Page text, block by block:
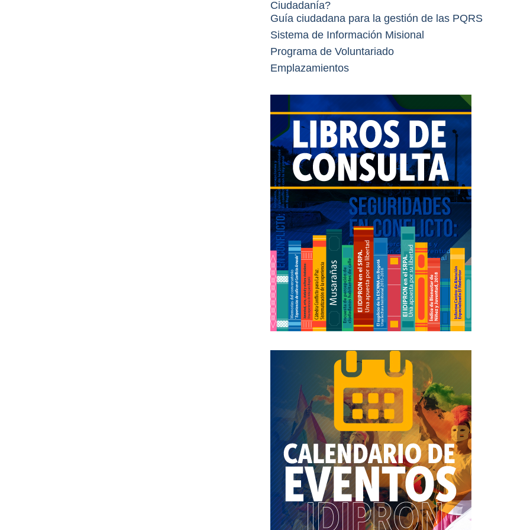
Ciudadanía?
Guía ciudadana para la gestión de las PQRS
Sistema de Información Misional
Programa de Voluntariado
Emplazamientos